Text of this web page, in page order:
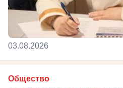
03.08.2026
Общество